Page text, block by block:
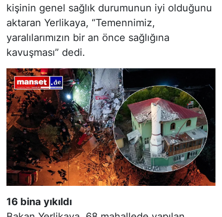
kişinin genel sağlık durumunun iyi olduğunu
aktaran Yerlikaya, “Temennimiz,
yaralılarımızın bir an önce sağlığına
kavuşması” dedi.
16 bina yıkıldı